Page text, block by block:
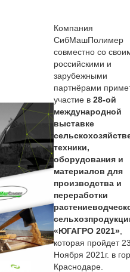
Компания
СибМашПолимер
совместно со
российскими и
зарубежными
партнёрами
участие в 28-ой
международной
выставке
техники,
оборудования и
материалов для
производства и
переработки
«ЮГАГРО 2021»
которая пройдет
Ноября 2021г. в
Краснодаре.